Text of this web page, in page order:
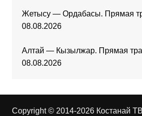
Жетысу — Ордабасы. Прямая
08.08.2026
Алтай — Кызылжар. Прямая
08.08.2026
Copyright © 2014-2026 Костанай ТВ